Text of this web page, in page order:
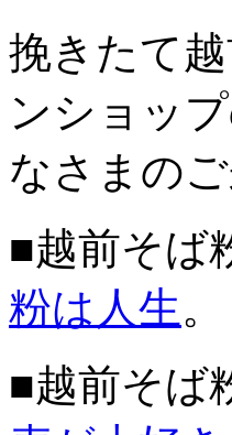
挽きたて
ンショッ
なさまの
■越前そば
粉は人生。
■越前そば